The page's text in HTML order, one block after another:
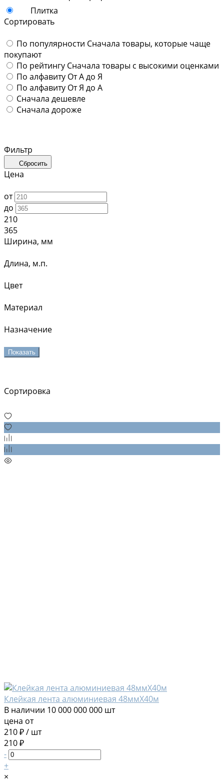
Плитка
Сортировать
По популярности Сначала товары, которые чаще
покупают
По рейтингу Сначала товары с высокими оценками
По алфавиту От А до Я
По алфавиту От Я до А
Сначала дешевле
Сначала дороже
Фильтр
Сбросить
Цена
от
до
210
365
Ширина, мм
Длина, м.п.
Цвет
Материал
Назначение
Показать
Сортировка
Клейкая лента алюминиевая 48ммХ40м
В наличии 10 000 000 000 шт
цена от
210 ₽/ шт
210 ₽
-
+
×